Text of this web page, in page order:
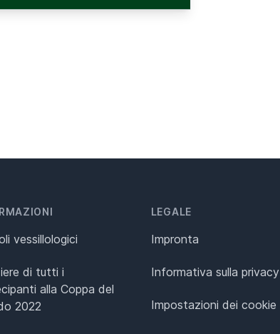
vessillologici
di tutti i
alla Coppa del
2022
LEGALE
Impronta
Informativa sulla privacy
Impostazioni dei cookie